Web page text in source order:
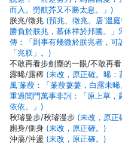
而入。勞航芥又不勝太息。」)
朕兆/徵兆 (預兆、徵兆。唐˙溫
勝負於朕兆，慕休祥於邦國。
傳：「則事有幾微於朕兆者，可
「兆朕」。)
不敢再看步劍塵的一眼/不敢再
露晞/露稀 (未改，原正確。晞：
風˙蒹葭：「蒹葭萋萋，白露未晞
重過閶門萬事非詞：「原上草，
依依。」)
秋璿曼步/秋璿漫步 (未改，原正
廁身/側身 (未改，原正確。)
沖蕩/沖盪 (未改，原正確。)